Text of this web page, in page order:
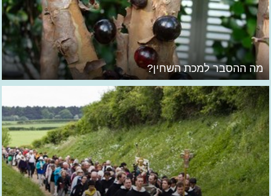
מה ההסבר למכת השחין?